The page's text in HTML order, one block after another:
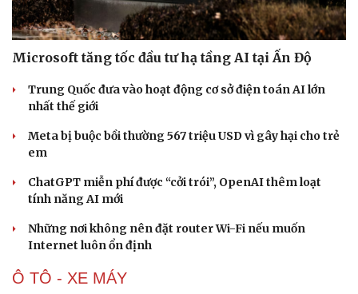
Microsoft tăng tốc đầu tư hạ tầng AI tại Ấn Độ
Trung Quốc đưa vào hoạt động cơ sở điện toán AI lớn
nhất thế giới
Meta bị buộc bồi thường 567 triệu USD vì gây hại cho trẻ
em
ChatGPT miễn phí được “cởi trói”, OpenAI thêm loạt
tính năng AI mới
Những nơi không nên đặt router Wi-Fi nếu muốn
Internet luôn ổn định
Ô TÔ - XE MÁY